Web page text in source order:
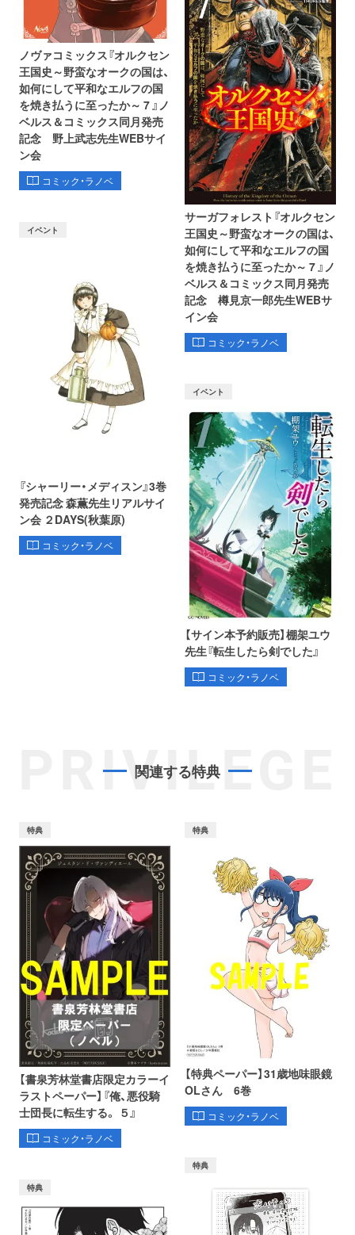
ノヴァコミックス『オルクセン
王国史～野蛮なオークの国は、
如何にして平和なエルフの国
を焼き払うに至ったか～ 7 』ノ
ベルス＆コミックス同月発売
記念 野上武志先生WEBサイ
ン会
コミック・ラノベ
サーガフォレスト『オルクセン
王国史～野蛮なオークの国は、
如何にして平和なエルフの国
を焼き払うに至ったか～ 7 』ノ
ベルス＆コミックス同月発売
記念 樽見京一郎先生WEBサ
イン会
コミック・ラノベ
イベント
『シャーリー・メディスン』3巻
発売記念 森薫先生リアルサイ
ン会 ２DAYS(秋葉原)
コミック・ラノベ
イベント
【サイン本予約販売】棚架ユウ
先生『転生したら剣でした』
コミック・ラノベ
PRIVILEGE
関連する特典
特典
【書泉芳林堂書店限定カラーイ
ラストペーパー】『俺、悪役騎
士団長に転生する。 ５』
コミック・ラノベ
特典
【特典ペーパー】31歳地味眼鏡
OLさん 6巻
コミック・ラノベ
特典
特典